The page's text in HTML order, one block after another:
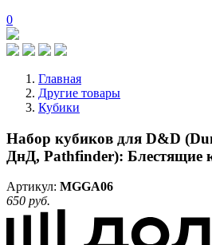
0
Главная
Другие товары
Кубики
Набор кубиков для D&D
ДнД, Pathfinder): Блестящие
Артикул: MGGA06
650 руб.